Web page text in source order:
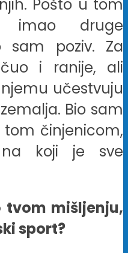
Pošto u tom
imao druge
sam poziv. Za
i ranije, ali
učestvuju
Bio sam
tom činjenicom,
koji je sve
tvom mišljenju,
sport?